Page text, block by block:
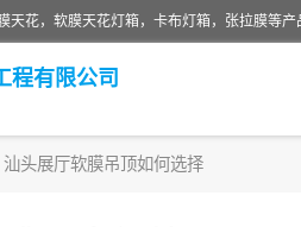
程有限公司
汕头展厅软膜吊顶如何选择